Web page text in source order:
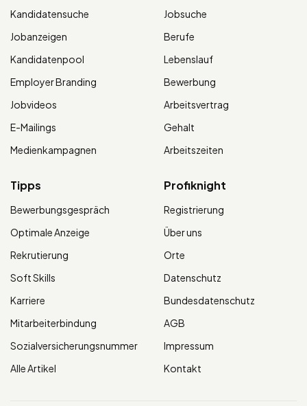
Kandidatensuche
Jobanzeigen
Kandidatenpool
Employer Branding
Jobvideos
E-Mailings
Medienkampagnen
Jobsuche
Berufe
Lebenslauf
Bewerbung
Arbeitsvertrag
Gehalt
Arbeitszeiten
Tipps
Bewerbungsgespräch
Optimale Anzeige
Rekrutierung
Soft Skills
Karriere
Mitarbeiterbindung
Sozialversicherungsnummer
Alle Artikel
Profiknight
Registrierung
Über uns
Orte
Datenschutz
Bundesdatenschutz
AGB
Impressum
Kontakt